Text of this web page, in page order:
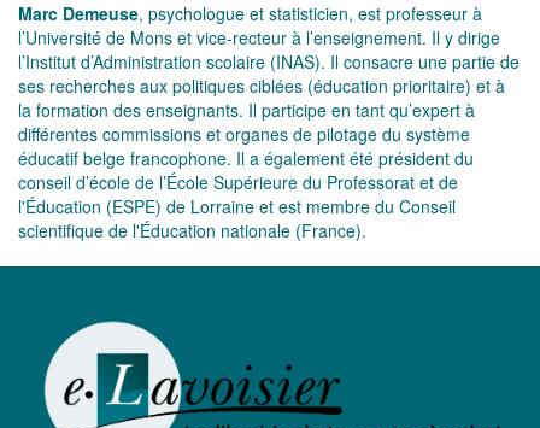
Marc Demeuse, psychologue et statisticien, est professeur à
l’Université de Mons et vice-recteur à l’enseignement. Il y dirige
l’Institut d’Administration scolaire (INAS). Il consacre une partie de
ses recherches aux politiques ciblées (éducation prioritaire) et à
la formation des enseignants. Il participe en tant qu’expert à
différentes commissions et organes de pilotage du système
éducatif belge francophone. Il a également été président du
conseil d’école de l’École Supérieure du Professorat et de
l'Éducation (ESPE) de Lorraine et est membre du Conseil
scientifique de l'Éducation nationale (France).